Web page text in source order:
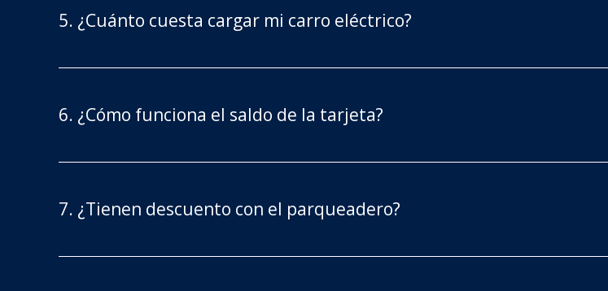
5. ¿Cuánto cuesta cargar mi carro eléctrico?
6. ¿Cómo funciona el saldo de la tarjeta?
7. ¿Tienen descuento con el parqueadero?